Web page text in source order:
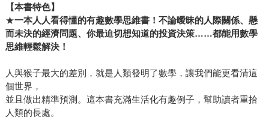
【本書特色】
★一本人人看得懂的有趣數學思維書！不論曖昧的人際關係、懸
而未決的經濟問題、你最迫切想知道的投資決策……都能用數學
思維輕鬆解決！
人與猴子最大的差別，就是人類發明了數學，讓我們能更看清這
個世界，
並且做出精準預測。這本書充滿生活化有趣例子，幫助讀者重拾
人類的長處。